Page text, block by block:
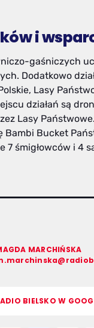
i
gaśniczych
Dodatkowo
Lasy
działań są
Lasy
Bucket
7 śmigłowców i 4
MARCHIŃSKA
BIELSKO W